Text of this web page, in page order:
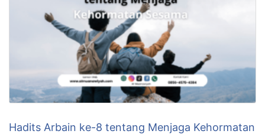
Hadits Arbain ke-8 tentang Menjaga Kehormatan